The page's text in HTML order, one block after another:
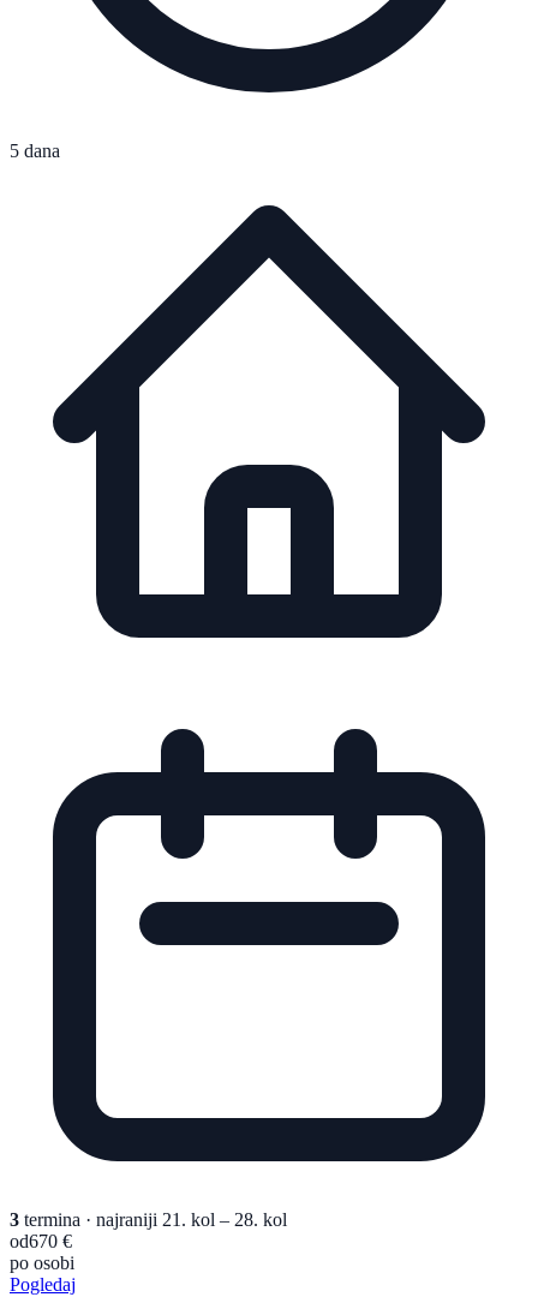
5 dana
3 termina · najraniji 21. kol – 28. kol
od670 €
po osobi
Pogledaj